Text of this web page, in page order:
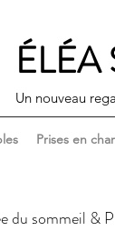
ÉLÉA
Un nouveau
Prises en
du sommeil &